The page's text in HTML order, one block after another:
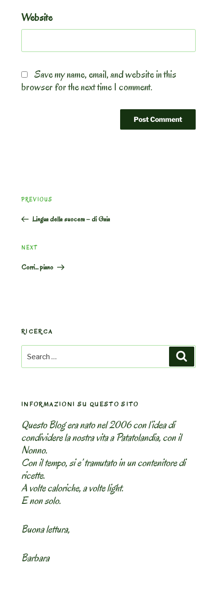
Website
Save my name, email, and website in this
browser for the next time I comment.
navigation
Previous
PREVIOUS
Lingua della suocera – di Gaia
Next
NEXT
Corri… piano
RICERCA
Search
for:
INFORMAZIONI SU QUESTO SITO
Questo Blog era nato nel 2006 con l’idea di
condividere la nostra vita a Patatolandia, con il
Nonno.
Con il tempo, si e’ tramutato in un contenitore di
ricette.
A volte caloriche, a volte light.
E non solo.
Buona lettura,
Barbara